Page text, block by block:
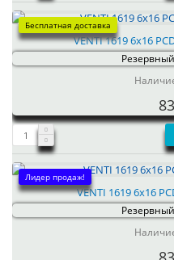
Бесплатная доставка
VENTI 1619 6x16
Лидер продаж!
VENTI 1619 6x16